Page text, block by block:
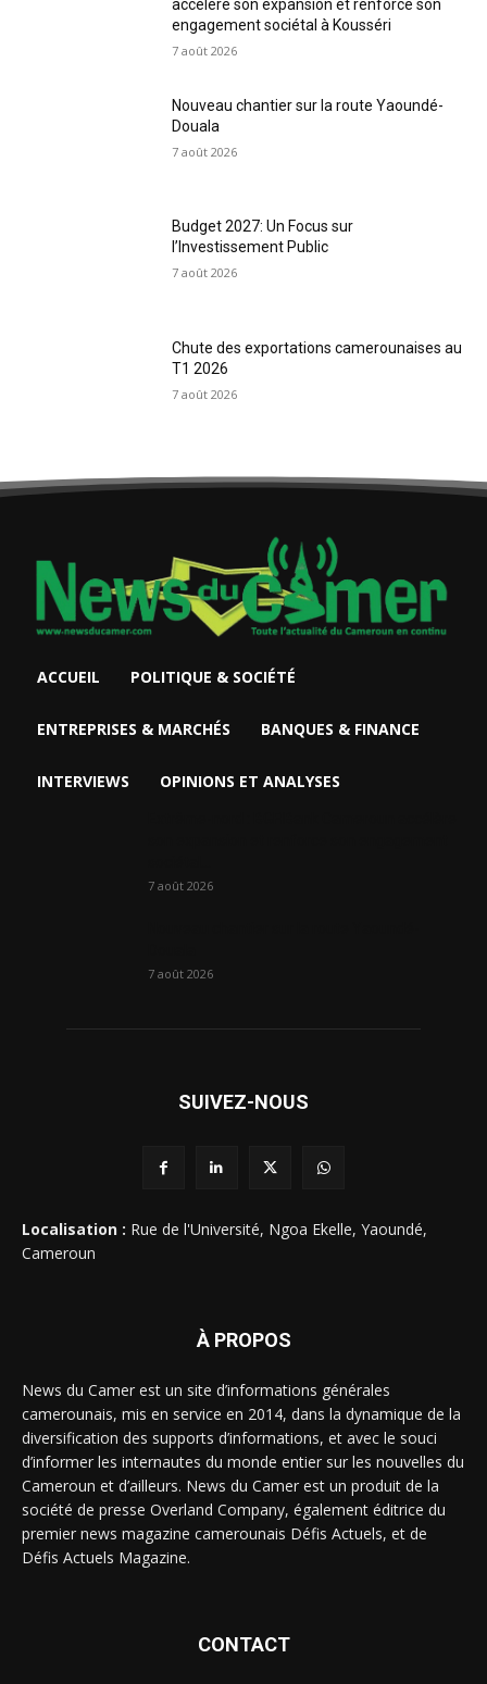
accélère son expansion et renforce son
engagement sociétal à Kousséri
7 août 2026
Nouveau chantier sur la route Yaoundé-
Douala
7 août 2026
Budget 2027: Un Focus sur
l’Investissement Public
7 août 2026
Chute des exportations camerounaises au
T1 2026
7 août 2026
ACCUEIL POLITIQUE & SOCIÉTÉ
ENTREPRISES & MARCHÉS BANQUES & FINANCE
INTERVIEWS OPINIONS ET ANALYSES
7 août 2026
7 août 2026
SUIVEZ-NOUS
Localisation : Rue de l'Université, Ngoa Ekelle, Yaoundé,
Cameroun
À PROPOS
News du Camer est un site d’informations générales
camerounais, mis en service en 2014, dans la dynamique de la
diversification des supports d’informations, et avec le souci
d’informer les internautes du monde entier sur les nouvelles du
Cameroun et d’ailleurs. News du Camer est un produit de la
société de presse Overland Company, également éditrice du
premier news magazine camerounais Défis Actuels, et de
Défis Actuels Magazine.
CONTACT